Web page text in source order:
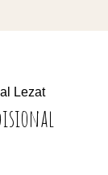
Lezat